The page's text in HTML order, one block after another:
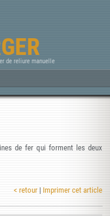
de reliure manuelle
de fer qui forment les deux
< retour | Imprimer cet article